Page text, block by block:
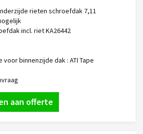
rieten schroefdak 7,11
incl. riet KA26442
binnenzijde dak : ATI Tape